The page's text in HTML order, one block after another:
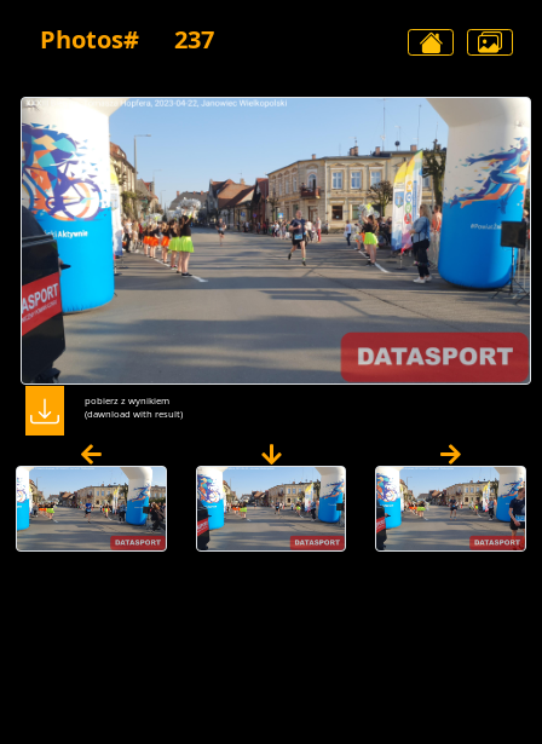
Photos# 237
pobierz z wynikiem
(dawnload with result)